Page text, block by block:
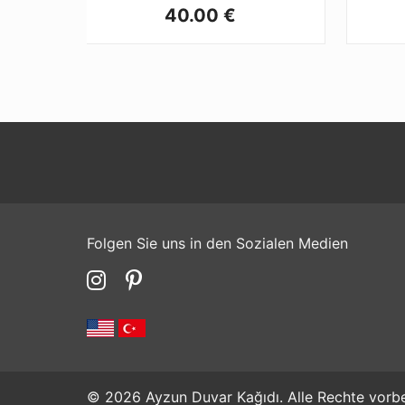
40.00 €
Folgen Sie uns in den Sozialen Medien
© 2026 Ayzun Duvar Kağıdı. Alle Rechte